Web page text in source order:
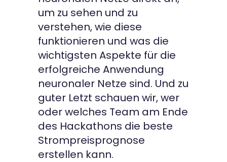
um zu sehen und zu
verstehen, wie diese
funktionieren und was die
wichtigsten Aspekte für die
erfolgreiche Anwendung
neuronaler Netze sind. Und zu
guter Letzt schauen wir, wer
oder welches Team am Ende
des Hackathons die beste
Strompreisprognose
erstellen kann.